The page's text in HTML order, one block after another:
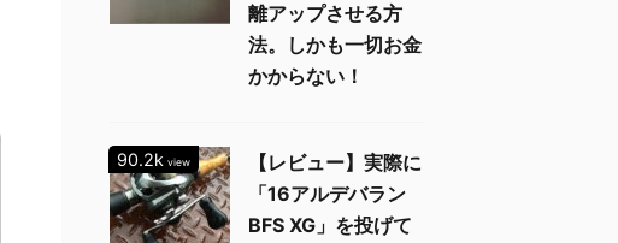
離アップさせる方
法。しかも一切お金
かからない！
90.2k view
【レビュー】実際に
「16アルデバラン
BFS XG」を投げて